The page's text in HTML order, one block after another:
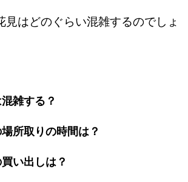
見はどのぐらい混雑するのでしょ
雑する？
所取りの時間は？
い出しは？